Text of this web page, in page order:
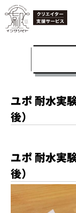
ユポ 耐水実
後）
ユポ 耐水実
後）